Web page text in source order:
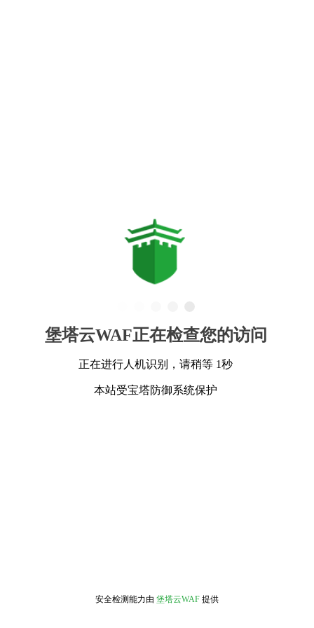
堡塔云WAF正在检查您的访问
正在进行人机识别，请稍等 1秒
本站受宝塔防御系统保护
安全检测能力由 堡塔云WAF 提供